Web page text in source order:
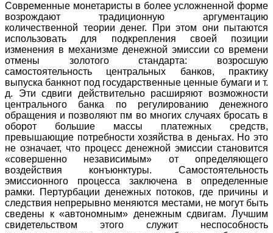
Современные монетаристы в более усложненной форме
возрождают традиционную аргументацию
количественной теории денег. При этом они пытаются
использовать для подкрепления своей позиции
изменения в механизме денежной эмиссии со времени
отмены золотого стандарта: возросшую
самостоятельность центральных банков, практику
выпуска банкнот под государственные ценные бумаги и т.
д. Эти сдвиги действительно расширяют возможности
центрального банка по регулированию денежного
обращения и позволяют пм во многих случаях бросать в
оборот большие массы платежных средств,
превышающие потребности хозяйства в деньгах. Но это
не означает, что процесс денежной эмиссии становится
«совершенно независимым» от определяющего
воздействия конъюнктуры. Самостоятельность
эмиссионного процесса заключена в определенные
рамки. Пертурбации денежных потоков, где причины и
следствия непрерывно меняются местами, не могут быть
сведены к «автономным» денежным сдвигам. Лучшим
свидетельством этого служит неспособность